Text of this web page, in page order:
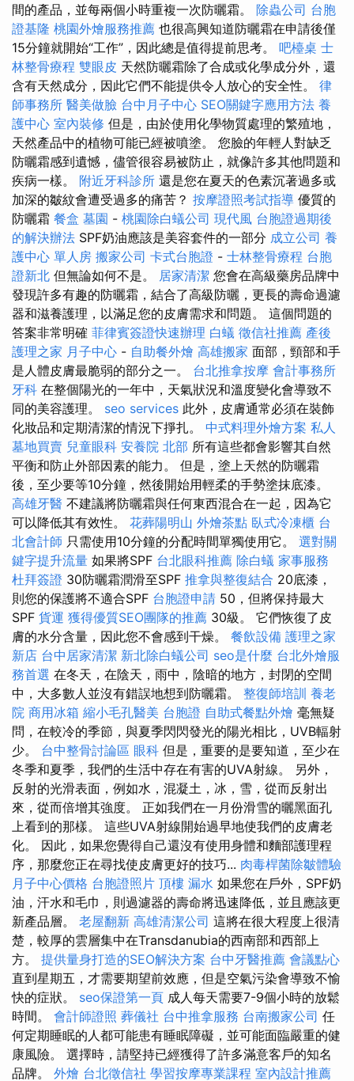
間的產品，並每兩個小時重複一次防曬霜。 除蟲公司 台胞
證基隆 桃園外燴服務推薦 也很高興知道防曬霜在申請後僅
15分鐘就開始“工作”，因此總是值得提前思考。 吧檯桌 士
林整骨療程 雙眼皮 天然防曬霜除了合成或化學成分外，還
含有天然成分，因此它們不能提供令人放心的安全性。 律
師事務所 醫美做臉 台中月子中心 SEO關鍵字應用方法 養
護中心 室內裝修 但是，由於使用化學物質處理的繁殖地，
天然產品中的植物可能已經被噴塗。 您臉的年輕人對缺乏
防曬霜感到遺憾，儘管很容易被防止，就像許多其他問題和
疾病一樣。 附近牙科診所 還是您在夏天的色素沉著過多或
加深的皺紋會遭受過多的痛苦？ 按摩證照考試指導 優質的
防曬霜 餐盒 墓園 - 桃園除白蟻公司 現代風 台胞證過期後
的解決辦法 SPF奶油應該是美容套件的一部分 成立公司 養
護中心 單人房 搬家公司 卡式台胞證 - 士林整骨療程 台胞
證新北 但無論如何不是。 居家清潔 您會在高級藥房品牌中
發現許多有趣的防曬霜，結合了高級防曬，更長的壽命過濾
器和滋養護理，以滿足您的皮膚需求和問題。 這個問題的
答案非常明確 菲律賓簽證快速辦理 白蟻 徵信社推薦 產後
護理之家 月子中心 - 自助餐外燴 高雄搬家 面部，頸部和手
是人體皮膚最脆弱的部分之一。 台北推拿按摩 會計事務所
牙科 在整個陽光的一年中，天氣狀況和溫度變化會導致不
同的美容護理。 seo services 此外，皮膚通常必須在裝飾
化妝品和定期清潔的情況下掙扎。 中式料理外燴方案 私人
墓地買賣 兒童眼科 安養院 北部 所有這些都會影響其自然
平衡和防止外部因素的能力。 但是，塗上天然的防曬霜
後，至少要等10分鐘，然後開始用輕柔的手勢塗抹底漆。
高雄牙醫 不建議將防曬霜與任何東西混合在一起，因為它
可以降低其有效性。 花葬陽明山 外燴茶點 臥式冷凍櫃 台
北會計師 只需使用10分鐘的分配時間單獨使用它。 選對關
鍵字提升流量 如果將SPF 台北眼科推薦 除白蟻 家事服務
杜拜簽證 30防曬霜潤滑至SPF 推拿與整復結合 20底漆，
則您的保護將不適合SPF 台胞證申請 50，但將保持最大
SPF 貨運 獲得優質SEO團隊的推薦 30級。 它們恢復了皮
膚的水分含量，因此您不會感到干燥。 餐飲設備 護理之家
新店 台中居家清潔 新北除白蟻公司 seo是什麼 台北外燴服
務首選 在冬天，在陰天，雨中，陰暗的地方，封閉的空間
中，大多數人並沒有錯誤地想到防曬霜。 整復師培訓 養老
院 商用冰箱 縮小毛孔醫美 台胞證 自助式餐點外燴 毫無疑
問，在較冷的季節，與夏季閃閃發光的陽光相比，UVB輻射
少。 台中整骨討論區 眼科 但是，重要的是要知道，至少在
冬季和夏季，我們的生活中存在有害的UVA射線。 另外，
反射的光滑表面，例如水，混凝土，冰，雪，從而反射出
來，從而倍增其強度。 正如我們在一月份滑雪的曬黑面孔
上看到的那樣。 這些UVA射線開始過早地使我們的皮膚老
化。 因此，如果您覺得自己還沒有使用身體和麵部護理程
序，那麼您正在尋找使皮膚更好的技巧... 肉毒桿菌除皺體驗
月子中心價格 台胞證照片 頂樓 漏水 如果您在戶外，SPF奶
油，汗水和毛巾，則過濾器的壽命將迅速降低，並且應該更
新產品層。 老屋翻新 高雄清潔公司 這將在很大程度上很清
楚，較厚的雲層集中在Transdanubia的西南部和西部上
方。 提供量身打造的SEO解決方案 台中牙醫推薦 會議點心
直到星期五，才需要期望前效應，但是空氣污染會導致不愉
快的症狀。 seo保證第一頁 成人每天需要7-9個小時的放鬆
時間。 會計師證照 葬儀社 台中推拿服務 台南搬家公司 任
何定期睡眠的人都可能患有睡眠障礙，並可能面臨嚴重的健
康風險。 選擇時，請堅持已經獲得了許多滿意客戶的知名
品牌。 外燴 台北徵信社 學習按摩專業課程 室內設計推薦